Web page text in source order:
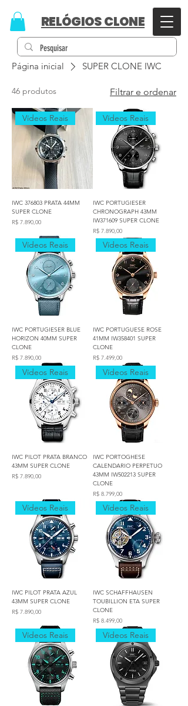
RELÓGIOS CLONE
Página inicial SUPER CLONE IWC
46 produtos Filtrar e ordenar
Vídeos Reais
IWC 376803 PRATA 44MM
SUPER CLONE
Preço
R$ 7.890,00
Vídeos Reais
IWC PORTUGIESER
CHRONOGRAPH 43MM
IW371609 SUPER CLONE
Preço
R$ 7.890,00
Vídeos Reais
IWC PORTUGIESER BLUE
HORIZON 40MM SUPER
CLONE
Preço
R$ 7.890,00
Vídeos Reais
IWC PORTUGUESE ROSE
41MM IW358401 SUPER
CLONE
Preço
R$ 7.499,00
Vídeos Reais
IWC PILOT PRATA BRANCO
43MM SUPER CLONE
Preço
R$ 7.890,00
Vídeos Reais
IWC PORTOGHESE
CALENDARIO PERPETUO
43MM IW502213 SUPER
CLONE
Preço
R$ 8.799,00
Vídeos Reais
IWC PILOT PRATA AZUL
43MM SUPER CLONE
Preço
R$ 7.890,00
Vídeos Reais
IWC SCHAFFHAUSEN
TOUBILLION ETA SUPER
CLONE
Preço
R$ 8.499,00
Vídeos Reais Vídeos Reais